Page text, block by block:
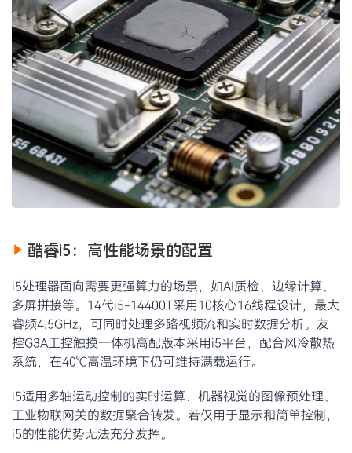
酷睿i5：高性能场景的配置
i5处理器面向需要更强算力的场景，如AI质检、边缘计算、
多屏拼接等。14代i5-14400T采用10核心16线程设计，最大
睿频4.5GHz，可同时处理多路视频流和实时数据分析。友
控G3A工控触摸一体机高配版本采用i5平台，配合风冷散热
系统，在40℃高温环境下仍可维持满载运行。
i5适用多轴运动控制的实时运算、机器视觉的图像预处理、
工业物联网关的数据聚合转发。若仅用于显示和简单控制，
i5的性能优势无法充分发挥。